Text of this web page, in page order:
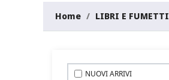
Home LIBRI E FUMETTI
NUOVI ARRIVI